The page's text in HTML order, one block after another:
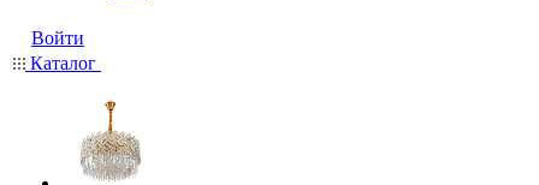
Войти
Каталог